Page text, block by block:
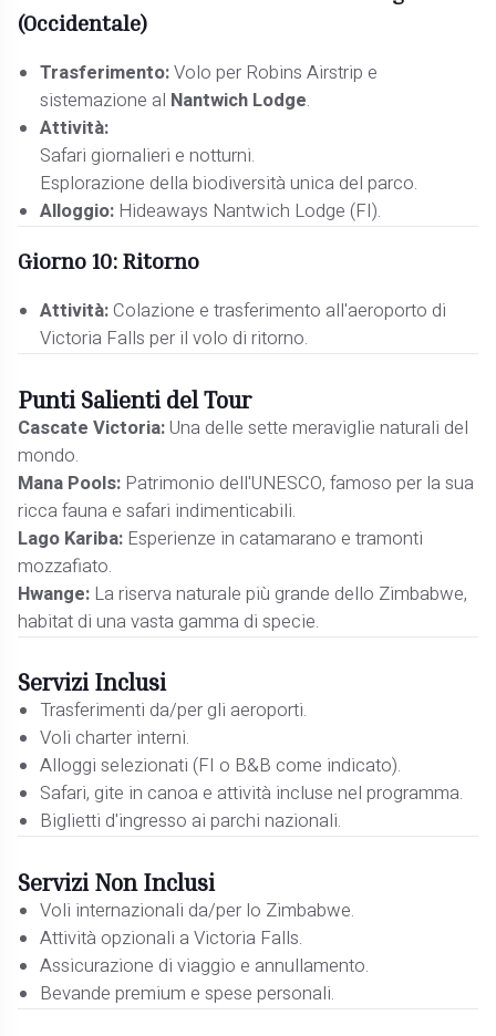
(Occidentale)
Trasferimento:Volo per Robins Airstrip e
sistemazione al Nantwich Lodge.
Attività:
Safari giornalieri e notturni.
Esplorazione della biodiversità unica del parco.
Alloggio: Hideaways Nantwich Lodge (FI).
Giorno 10: Ritorno
Attività:Colazione e trasferimento all'aeroporto di
Victoria Falls per il volo di ritorno.
Punti Salienti del Tour
Cascate Victoria:Una delle sette meraviglie naturali del
mondo.
Mana Pools: Patrimonio dell'UNESCO, famoso per la sua
ricca fauna e safari indimenticabili.
Lago Kariba: Esperienze in catamarano e tramonti
mozzafiato.
Hwange: La riserva naturale più grande dello Zimbabwe,
habitat di una vasta gamma di specie.
Servizi Inclusi
Trasferimenti da/per gli aeroporti.
Voli charter interni.
Alloggi selezionati (FI o B&B come indicato).
Safari, gite in canoa e attività incluse nel programma.
Biglietti d'ingresso ai parchi nazionali.
Servizi Non Inclusi
Voli internazionali da/per lo Zimbabwe.
Attività opzionali a Victoria Falls.
Assicurazione di viaggio e annullamento.
Bevande premium e spese personali.